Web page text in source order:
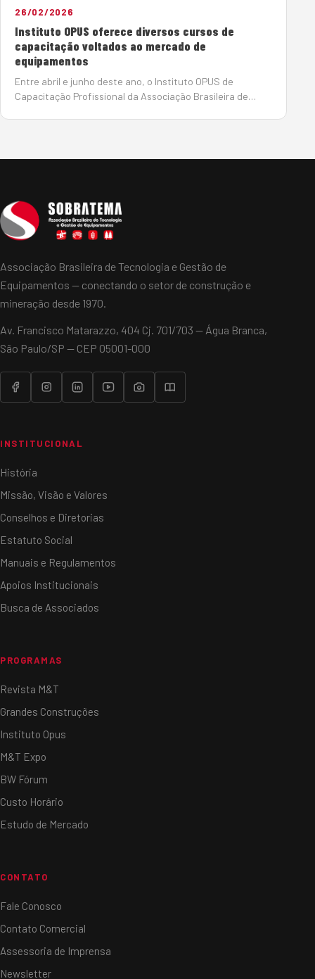
26/02/2026
Instituto OPUS oferece diversos cursos de
capacitação voltados ao mercado de
equipamentos
Entre abril e junho deste ano, o Instituto OPUS de
Capacitação Profissional da Associação Brasileira de
Associação Brasileira de Tecnologia e Gestão de
Equipamentos — conectando o setor de construção e
mineração desde 1970.
Av. Francisco Matarazzo, 404 Cj. 701/703 — Água Branca,
São Paulo/SP — CEP 05001-000
INSTITUCIONAL
História
Missão, Visão e Valores
Conselhos e Diretorias
Estatuto Social
Manuais e Regulamentos
Apoios Institucionais
Busca de Associados
PROGRAMAS
Revista M&T
Grandes Construções
Instituto Opus
M&T Expo
BW Fórum
Custo Horário
Estudo de Mercado
CONTATO
Fale Conosco
Contato Comercial
Assessoria de Imprensa
Newsletter